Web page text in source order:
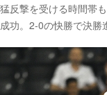
反撃を受ける時間帯
功。2-0の快勝で決勝